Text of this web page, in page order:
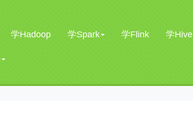
学Hadoop 学Spark 学Flink 学Hive